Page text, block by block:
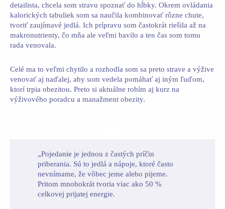
detailista, chcela som stravu spoznať do hĺbky. Okrem ovládania
kalorických tabuliek som sa naučila kombinovať rôzne chute,
tvoriť zaujímavé jedlá. Ich prípravu som častokrát riešila až na
makronutrienty, čo mňa ale veľmi bavilo a ten čas som tomu
rada venovala.
Celé ma to veľmi chytilo a rozhodla som sa preto strave a výžive
venovať aj naďalej, aby som vedela pomáhať aj iným ľuďom,
ktorí trpia obezitou. Preto si aktuálne robím aj kurz na
výživového poradcu a manažment obezity.
„Pojedanie je jednou z častých príčin
priberania. Sú to jedlá a nápoje, ktoré často
nevnímame, že vôbec jeme alebo pijeme.
Pritom mnohokrát tvoria viac ako 50 %
celkovej prijatej energie.